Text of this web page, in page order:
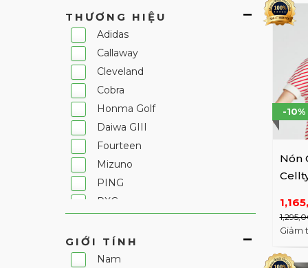
THƯƠNG HIỆU
Adidas
Callaway
Cleveland
Cobra
Honma Golf
Daiwa GIII
Fourteen
Mizuno
PING
PXG
TaylorMade
Titleist
GIỚI TÍNH
Nam
Nón
-10%
Giảm